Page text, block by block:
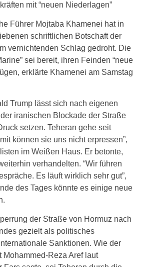
mit “neuen Niederlagen”
Führer Mojtaba Khamenei hat in
schriftlichen Botschaft der
vernichtenden Schlag gedroht. Die
sei bereit, ihren Feinden “neue
erklärte Khamenei am Samstag
Trump lässt sich nach eigenen
iranischen Blockade der Straße
setzen. Teheran gehe seit
können sie uns nicht erpressen”,
im Weißen Haus. Er betonte,
verhandelten. “Wir führen
Es läuft wirklich sehr gut”,
des Tages könnte es einige neue
der Straße von Hormuz nach
gezielt als politisches
Sanktionen. Wie der
Mohammed-Reza Aref laut